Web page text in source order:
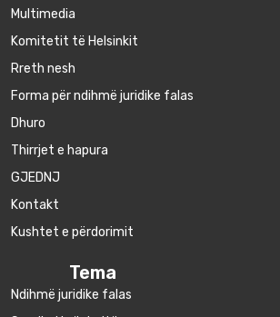
Multimedia
Komitetit të Helsinkit
Rreth nesh
Forma për ndihmë juridike falas
Dhuro
Thirrjet e hapura
GJEDNJ
Kontakt
Kushtet e përdorimit
Tema
Ndihmë juridike falas